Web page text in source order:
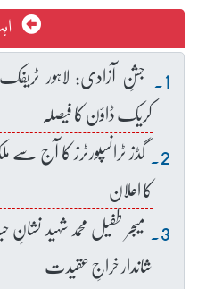
جشنِ آزادی: لاہور
کریک ڈاؤن کا فیصلہ
گڈز ٹرانسپورٹرز کا آج
کا اعلان
شاندار خراجِ عقیدت